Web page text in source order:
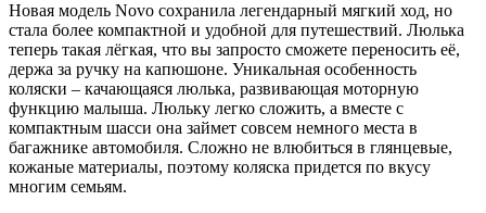
Новая модель Novo сохранила легендарный мягкий ход, но
стала более компактной и удобной для путешествий. Люлька
теперь такая лёгкая, что вы запросто сможете переносить её,
держа за ручку на капюшоне. Уникальная особенность
коляски – качающаяся люлька, развивающая моторную
функцию малыша. Люльку легко сложить, а вместе с
компактным шасси она займет совсем немного места в
багажнике автомобиля. Сложно не влюбиться в глянцевые,
кожаные материалы, поэтому коляска придется по вкусу
многим семьям.